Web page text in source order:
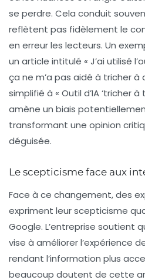
se perdre. Cela conduit
reflètent pas fidèlement le
en erreur les lecteurs. Un
un article intitulé « J’ai utilisé
ça ne m’a pas aidé à tricher
simplifié à « Outil d’IA ‘tricher
amène un biais
transformant une opinion
déguisée.
Le scepticisme face aux
Face à ce changement, des
expriment leur scepticisme
Google. L’entreprise soutient
vise à améliorer l’expérience
rendant l’information plus
beaucoup doutent de cette